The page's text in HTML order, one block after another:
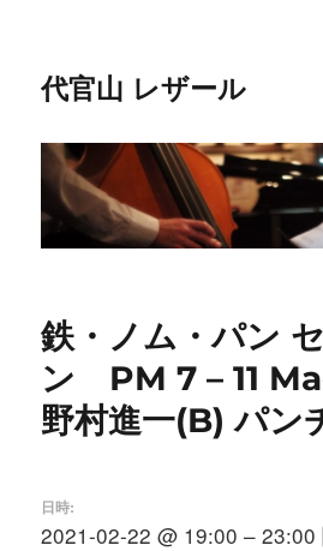
代官山 レザール
鉄・ノム・パン
ン PM 7 – 11
野村進一(B) パン
日時:
2021-02-22 @ 19:00 – 23:00